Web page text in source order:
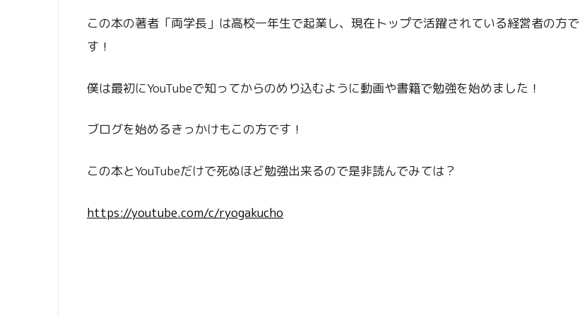
この本の著者「両学長」は高校一年生で起業し、現在トップで活躍されている経営者の方で
す！
僕は最初にYouTubeで知ってからのめり込むように動画や書籍で勉強を始めました！
ブログを始めるきっかけもこの方です！
この本とYouTubeだけで死ぬほど勉強出来るので是非読んでみては？
https://youtube.com/c/ryogakucho